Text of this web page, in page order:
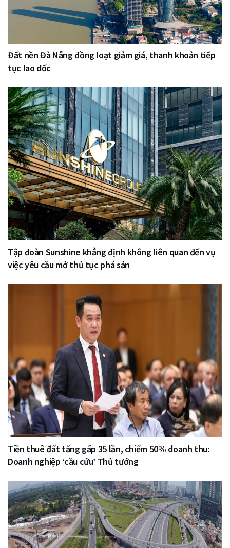
Đất nền Đà Nẵng đồng loạt giảm giá, thanh khoản tiếp
tục lao dốc
Tập đoàn Sunshine khẳng định không liên quan đến vụ
việc yêu cầu mở thủ tục phá sản
Tiền thuê đất tăng gấp 35 lần, chiếm 50% doanh thu:
Doanh nghiệp ‘cầu cứu’ Thủ tướng